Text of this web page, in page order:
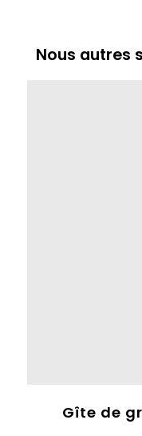
Nous autres
Gîte de